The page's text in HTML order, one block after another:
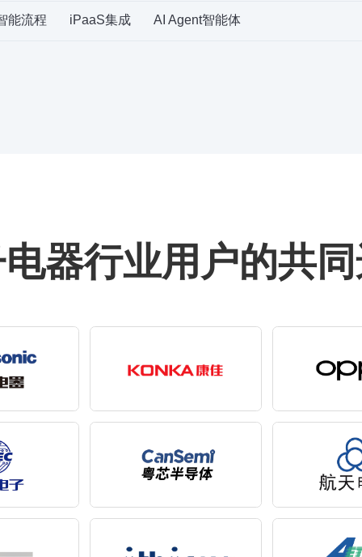
能流程 iPaaS集成 AI Agent智能体
器行业用户的共